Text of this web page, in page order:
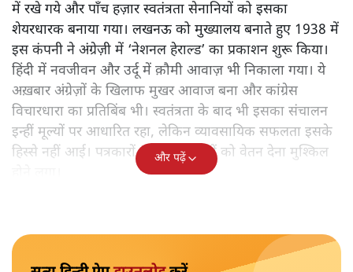
में रखे गये और पाँच हज़ार स्वतंत्रता सेनानियों को इसका
शेयरधारक बनाया गया। लखनऊ को मुख्यालय बनाते हुए 1938 में
इस कंपनी ने अंग्रेज़ी में ‘नेशनल हेराल्ड’ का प्रकाशन शुरू किया।
हिंदी में नवजीवन और उर्दू में क़ौमी आवाज़ भी निकाला गया। ये
अख़बार अंग्रेज़ों के खिलाफ मुखर आवाज बना और कांग्रेस
विचारधारा का प्रतिबिंब भी। स्वतंत्रता के बाद भी इसका संचालन
इन्हीं मूल्यों पर आधारित रहा, लेकिन व्यावसायिक सफलता इसके
हिस्से नहीं आई। पत्रकारों और कर्मचारियों को वेतन देना मुश्किल
और पढ़ें